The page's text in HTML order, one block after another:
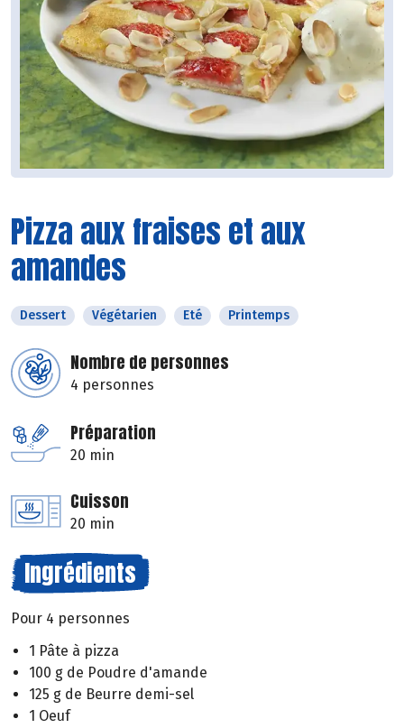
Pizza aux fraises et aux
amandes
Dessert Végétarien Eté Printemps
Nombre de personnes
4 personnes
Préparation
20 min
Cuisson
20 min
Ingrédients
Pour 4 personnes
1 Pâte à pizza
100 g de Poudre d'amande
125 g de Beurre demi-sel
1 Oeuf